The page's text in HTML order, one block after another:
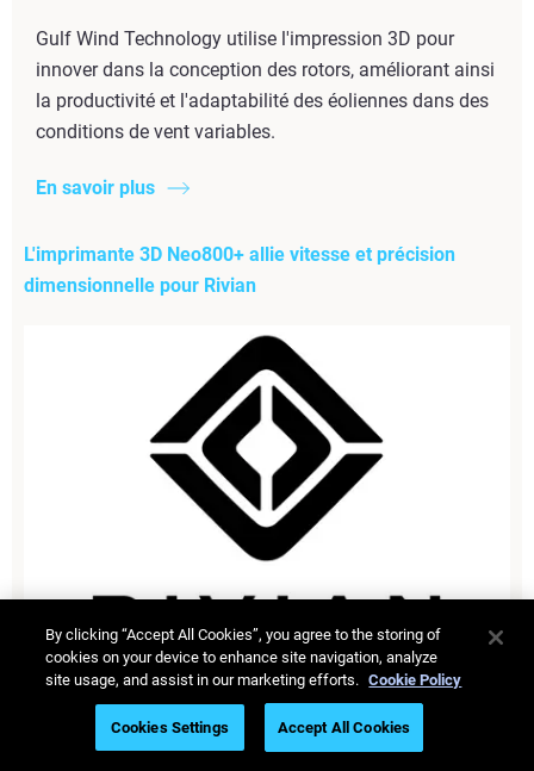
Gulf Wind Technology utilise l'impression 3D pour
innover dans la conception des rotors, améliorant ainsi
la productivité et l'adaptabilité des éoliennes dans des
conditions de vent variables.
En savoir plus
L'imprimante 3D Neo800+ allie vitesse et précision
dimensionnelle pour Rivian
Découvrez comment Rivian utilise l'imprimante 3D
Neo800+ pour réduire les délais de développement tout en
garantissant une exactitude dimensionnelle
By clicking “Accept All Cookies”, you agree to the storing of
cookies on your device to enhance site navigation, analyze
site usage, and assist in our marketing efforts. Cookie Policy
Cookies Settings Accept All Cookies